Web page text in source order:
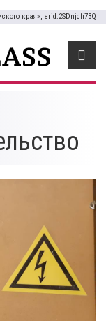
края», erid:2SDnjcfi73Q